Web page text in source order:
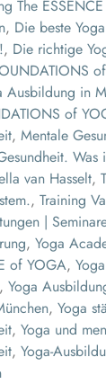
The
, Die beste
, Die richtige
Ausbildung in
of
, Mentale
Was
van Hasselt,
, Training
| Seminare
, Yoga
of YOGA,
Yoga
, Yoga
, Yoga und
, Yoga-